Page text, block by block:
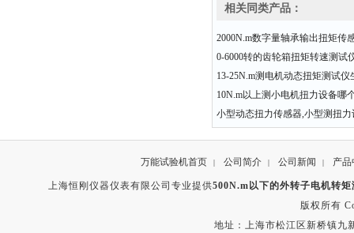
相关同类产品：
2000N.m数字量轴承输出扭矩传
0-6000转的齿轮箱扭矩转速测试
13-25N.m测电机动态扭矩测试仪
10N.m以上测小电机扭力设备哪
小型动态扭力传感器,小型测扭力
万能试验机首页 | 公司简介 | 公司新闻 | 产品
上海恒刚仪器仪表有限公司专业提供500N.m以下的外转子电机转矩
版权所有
地址：上海市松江区新桥镇九